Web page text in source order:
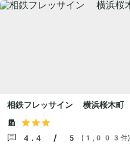
相鉄フレッサイン 横浜桜木町
4.4 / 5 (1,003件)